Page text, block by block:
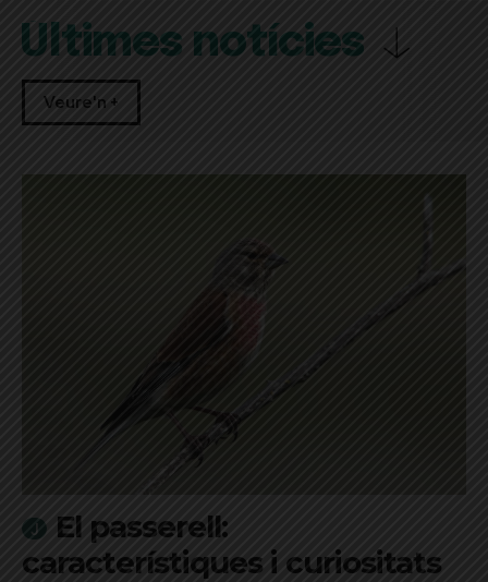
Últimes notícies
Veure'n +
El passerell:
característiques i curiositats